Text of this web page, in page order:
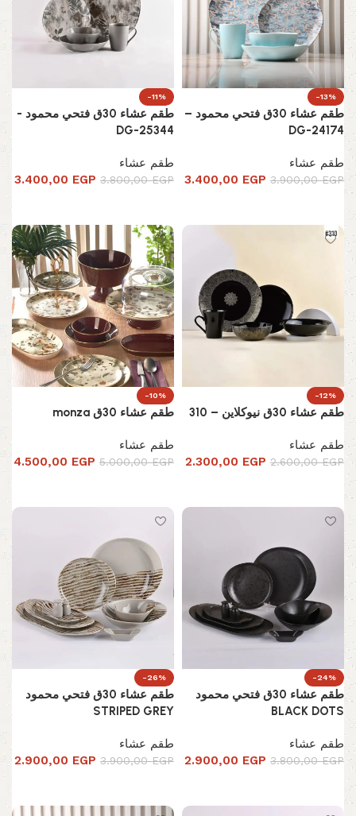
-13%
طقم عشاء 30ق فتحي محمود –
DG-24174
طقم عشاء
3.900,00EGP
3.400,00 EGP
-11%
طقم عشاء 30ق فتحي محمود -
DG-25344
طقم عشاء
3.800,00EGP
3.400,00 EGP
-12%
طقم عشاء 30ق نيوكلاين – 310
طقم عشاء
2.600,00EGP
2.300,00 EGP
-10%
طقم عشاء 30ق monza
طقم عشاء
5.000,00EGP
4.500,00 EGP
-24%
طقم عشاء 30ق فتحي محمود
BLACK DOTS
طقم عشاء
3.800,00EGP
2.900,00 EGP
-26%
طقم عشاء 30ق فتحي محمود
STRIPED GREY
طقم عشاء
3.900,00EGP
2.900,00 EGP